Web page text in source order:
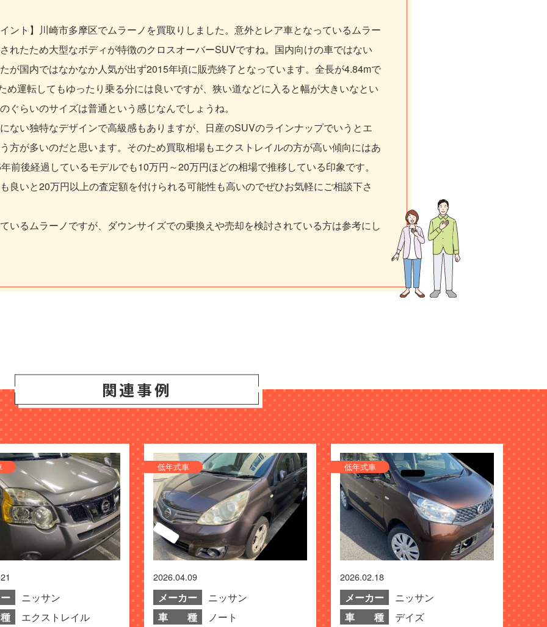
ント】川崎市多摩区でムラーノを買取りしました。意外とレア車となっているムラー
れたため大型なボディが特徴のクロスオーバーSUVですね。国内向けの車ではない
が国内ではなかなか人気が出ず2015年頃に販売終了となっています。全長が4.84mで
め運転してもゆったり乗る分には良いですが、狭い道などに入ると幅が大きいなとい
ぐらいのサイズは普通という感じなんでしょうね。
ない独特なデザインで高級感もありますが、日産のSUVのラインナップでいうとエ
方が多いのだと思います。そのため買取相場もエクストレイルの方が高い傾向にはあ
前後経過しているモデルでも10万円～20万円ほどの相場で推移している印象です。
良いと20万円以上の査定額を付けられる可能性も高いのでぜひお気軽にご相談下さ
いるムラーノですが、ダウンサイズでの乗換えや売却を検討されている方は参考にし
関連事例
ニッサン
エクストレイル
低年式車
2026.04.09
メーカー
ニッサン
車 種
ノート
低年式車
2026.02.18
メーカー
ニッサン
車 種
デイズ